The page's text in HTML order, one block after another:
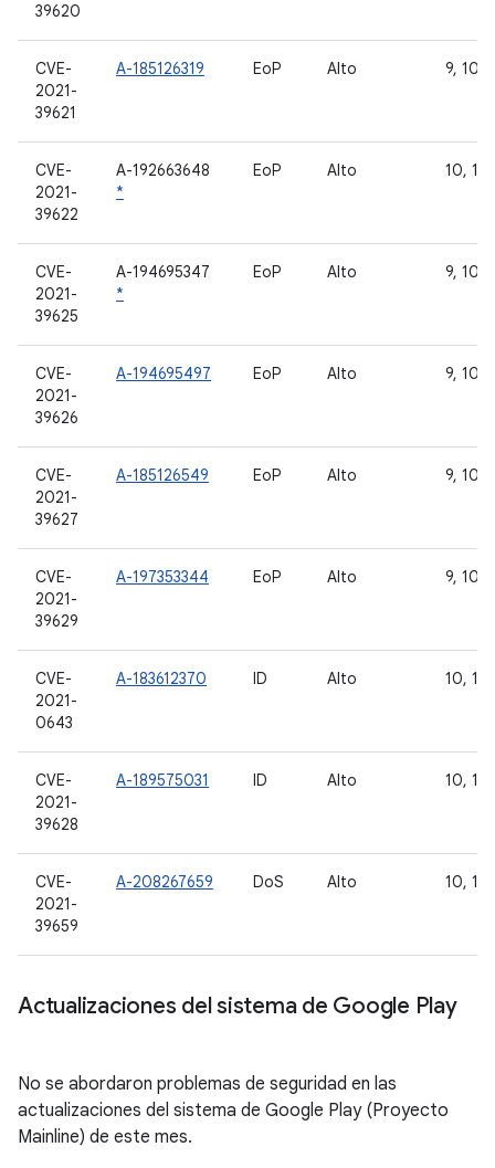
39620
CVE-
2021-
39621
A-185126319 EoP Alto 9, 10,
CVE-
2021-
39622
A-192663648
*
EoP Alto 10, 11
CVE-
2021-
39625
A-194695347
*
EoP Alto 9, 10,
CVE-
2021-
39626
A-194695497 EoP Alto 9, 10,
CVE-
2021-
39627
A-185126549 EoP Alto 9, 10,
CVE-
2021-
39629
A-197353344 EoP Alto 9, 10,
CVE-
2021-
0643
A-183612370 ID Alto 10, 11
CVE-
2021-
39628
A-189575031 ID Alto 10, 11
CVE-
2021-
39659
A-208267659 DoS Alto 10, 11
Actualizaciones del sistema de Google Play
No se abordaron problemas de seguridad en las
actualizaciones del sistema de Google Play (Proyecto
Mainline) de este mes.